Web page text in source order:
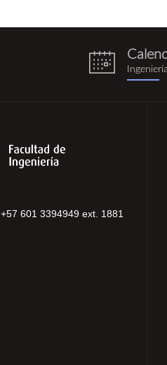
Ingeniería
+57 601 3394949 ext. 1881